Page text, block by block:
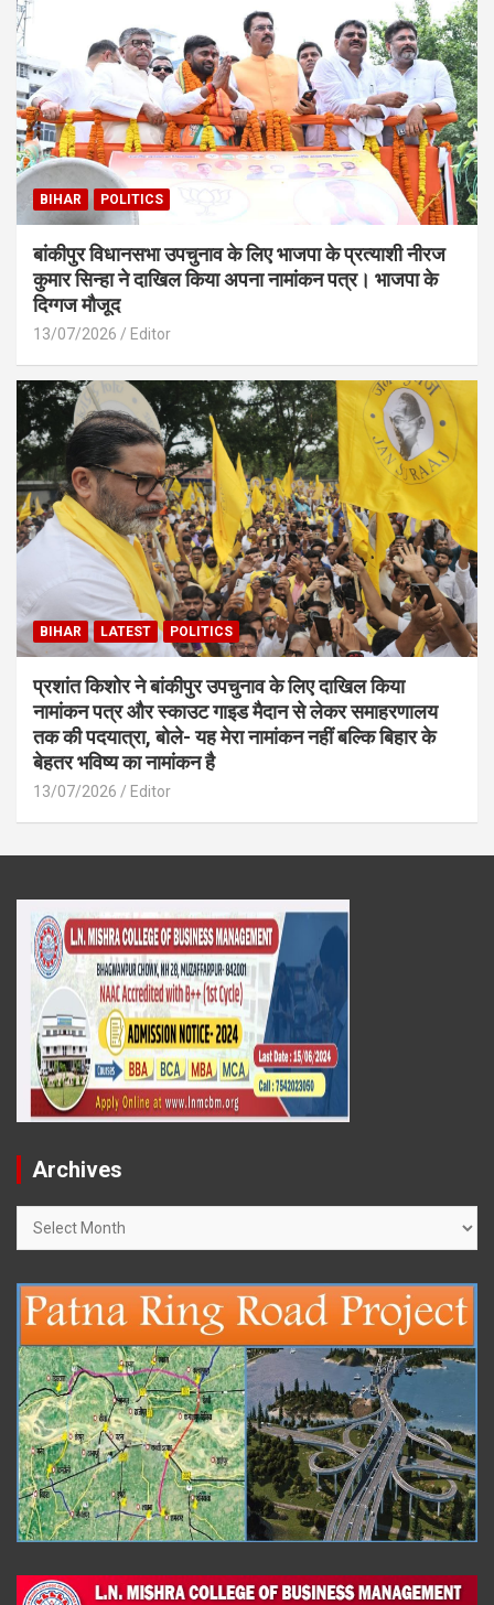
BIHAR POLITICS
बांकीपुर विधानसभा उपचुनाव के लिए भाजपा के प्रत्याशी नीरज
कुमार सिन्हा ने दाखिल किया अपना नामांकन पत्र। भाजपा के
दिग्गज मौजूद
13/07/2026 Editor
BIHAR LATEST POLITICS
प्रशांत किशोर ने बांकीपुर उपचुनाव के लिए दाखिल किया
नामांकन पत्र और स्काउट गाइड मैदान से लेकर समाहरणालय
तक की पदयात्रा, बोले- यह मेरा नामांकन नहीं बल्कि बिहार के
बेहतर भविष्य का नामांकन है
13/07/2026 Editor
Archives